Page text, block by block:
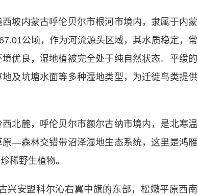
内蒙古呼伦贝尔市根河市境内，隶属于内蒙
公顷，作为河流源头区域，其水质稳定，常
优良，湿地植被完全处于纯自然状态。平缓的
及坑塘水面等多种湿地类型，为迁徙鸟类提供
麓，呼伦贝尔市额尔古纳市境内，是北寒温
—森林交错带沼泽湿地生态系统，这里是鸿雁
稀野生植物。
安盟科尔沁右翼中旗的东部，松嫩平原西南